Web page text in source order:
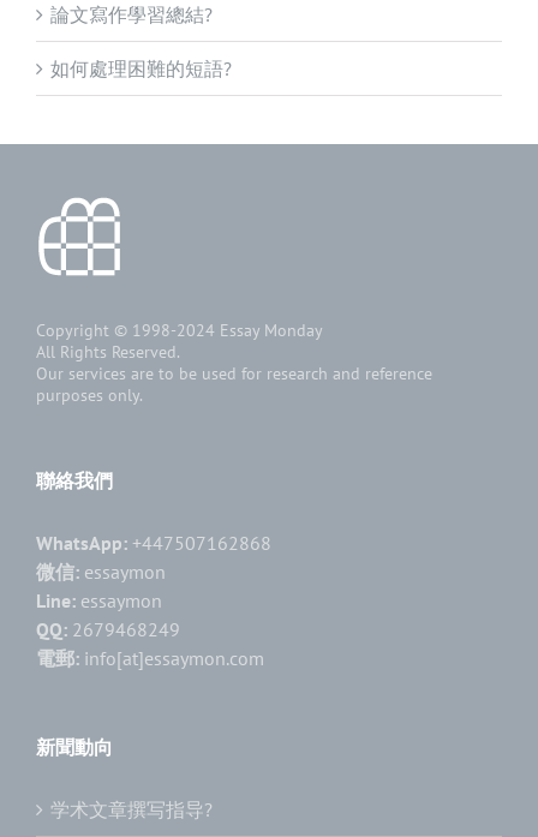
論文寫作學習總結?
如何處理困難的短語?
Copyright © 1998-2024 Essay Monday
All Rights Reserved.
Our services are to be used for research and reference
purposes only.
聯絡我們
WhatsApp: +447507162868
微信: essaymon
Line: essaymon
QQ: 2679468249
電郵: info[at]essaymon.com
新聞動向
学术文章撰写指导?